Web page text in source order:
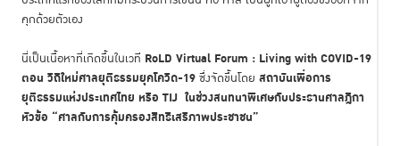
คุกด้วยตัวเอง
นี่เป็นเนื้อหาที่เกิดขึ้นในเวที RoLD Virtual Forum : Living with COVID-19
ตอน วิถีใหม่ศาลยุติธรรมยุคโควิด-19 ซึ่งจัดขึ้นโดย สถาบันเพื่อการ
ยุติธรรมแห่งประเทศไทย หรือ TIJ ในช่วงสนทนาพิเศษกับประธานศาลฎีกา
หัวข้อ “ศาลกับการคุ้มครองสิทธิเสรีภาพประชาชน”